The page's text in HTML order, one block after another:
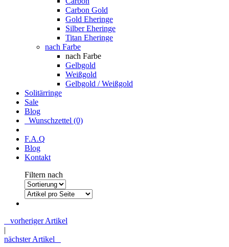
Carbon Gold
Gold Eheringe
Silber Eheringe
Titan Eheringe
nach Farbe
nach Farbe
Gelbgold
Weißgold
Gelbgold / Weißgold
Solitärringe
Sale
Blog
Wunschzettel (0)
F.A.Q
Blog
Kontakt
Filtern nach
vorheriger Artikel
|
nächster Artikel